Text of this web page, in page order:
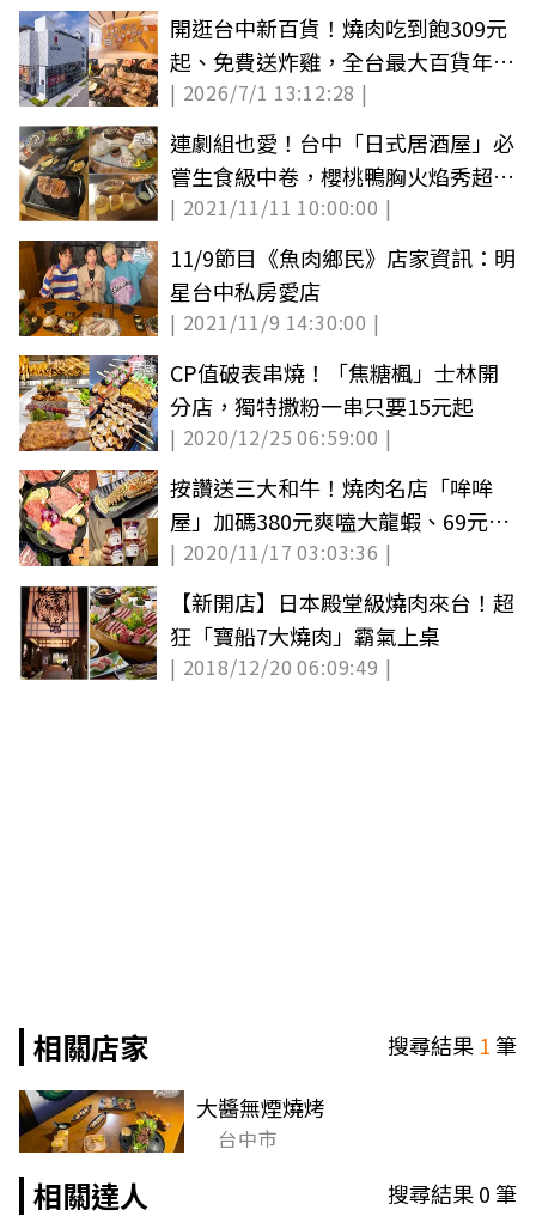
開逛台中新百貨！燒肉吃到飽309元
起、免費送炸雞，全台最大百貨年底
亮相
| 2026/7/1 13:12:28 |
連劇組也愛！台中「日式居酒屋」必
嘗生食級中卷，櫻桃鴨胸火焰秀超吸
睛
| 2021/11/11 10:00:00 |
11/9節目《魚肉鄉民》店家資訊：明
星台中私房愛店
| 2021/11/9 14:30:00 |
CP值破表串燒！「焦糖楓」士林開
分店，獨特撒粉一串只要15元起
| 2020/12/25 06:59:00 |
按讚送三大和牛！燒肉名店「哞哞
屋」加碼380元爽嗑大龍蝦、69元哈
根達斯吃到飽
| 2020/11/17 03:03:36 |
【新開店】日本殿堂級燒肉來台！超
狂「寶船7大燒肉」霸氣上桌
| 2018/12/20 06:09:49 |
相關店家 搜尋結果 1筆
大醬無煙燒烤
台中市
相關達人 搜尋結果0筆